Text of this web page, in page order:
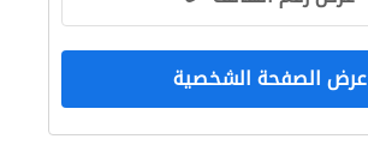
عرض الصفحة الشخصية